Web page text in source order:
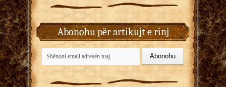
Abonohu për artikujt e rinj